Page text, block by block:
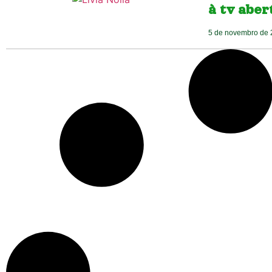
à tv
5 de novembro de